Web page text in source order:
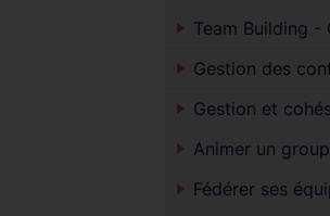
Team Building -
Gestion des
Gestion et
Animer un
Fédérer ses